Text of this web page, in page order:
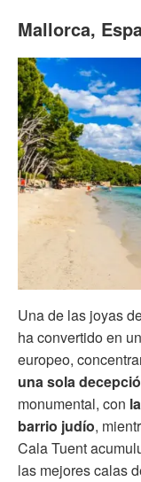
Mallorca,
Una de las joyas
ha convertido en
europeo,
una sola
monumental, con
barrio judío,
Cala Tuent
las mejores calas